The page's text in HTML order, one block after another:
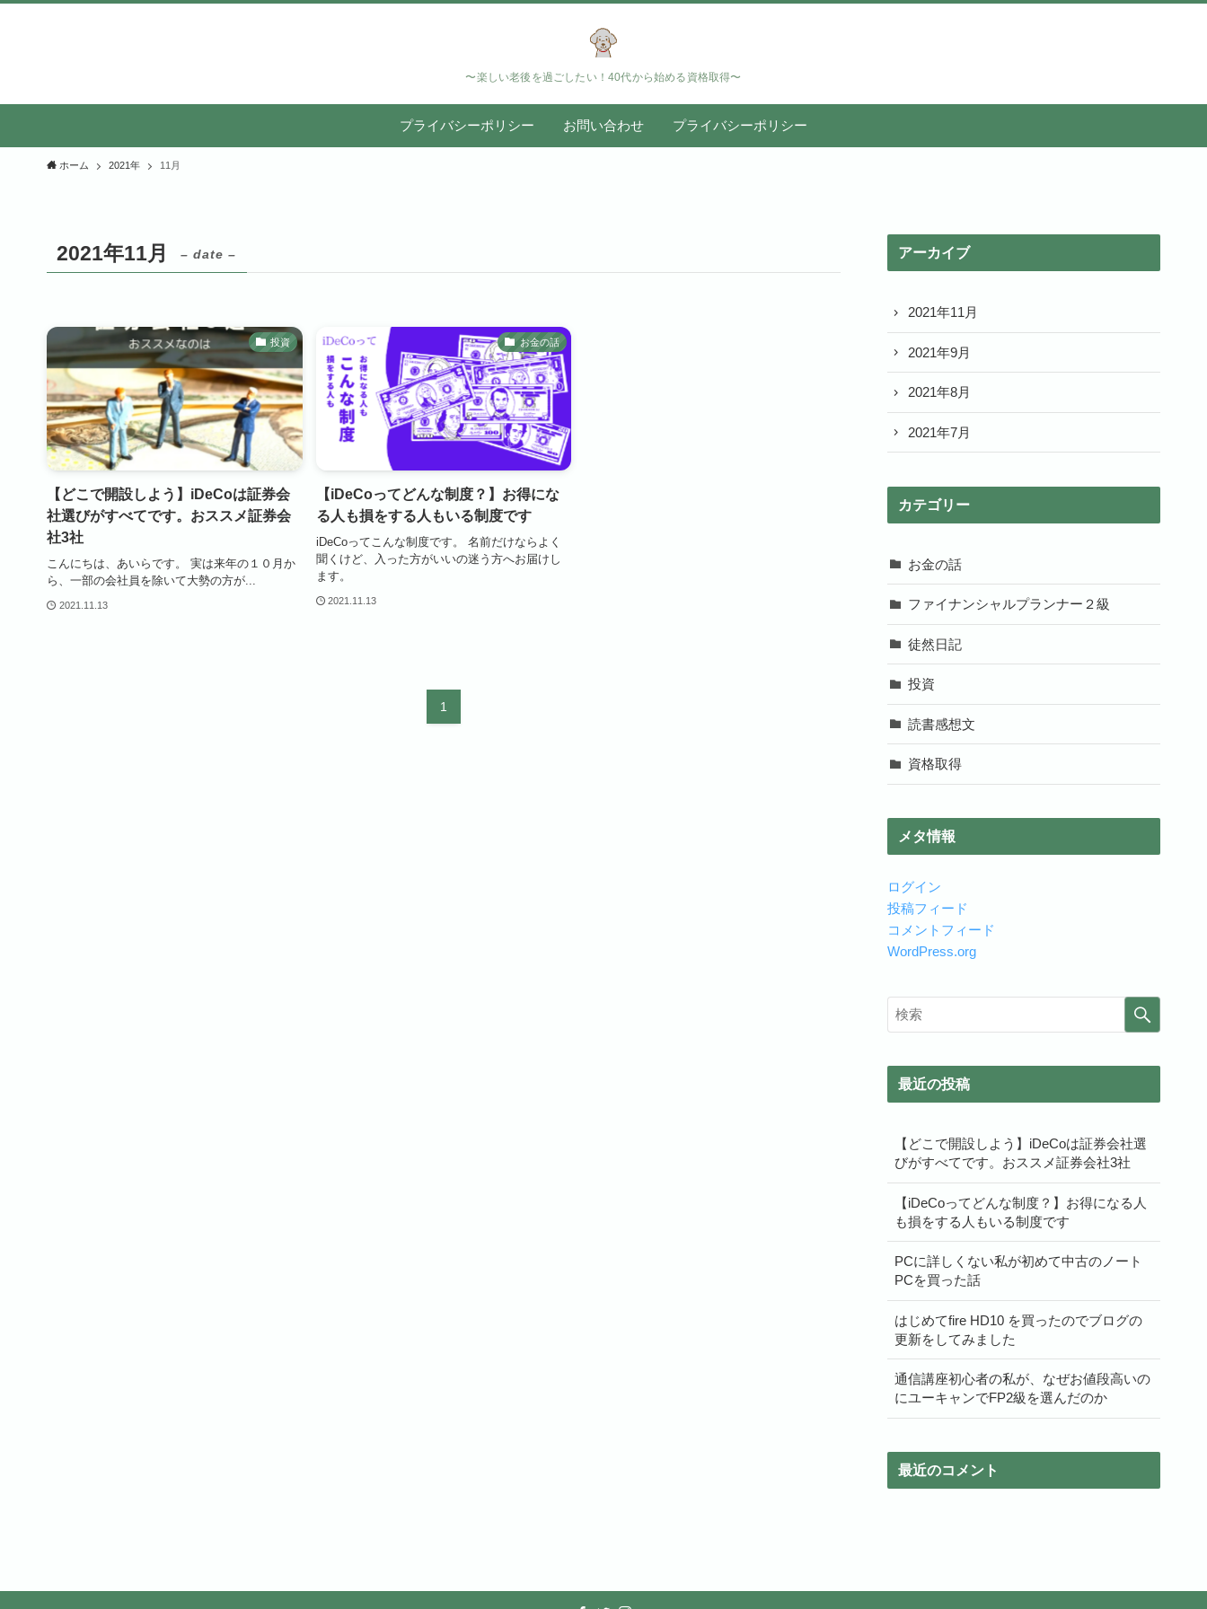
〜楽しい老後を過ごしたい！40代から始める資格取得〜
プライバシーポリシー お問い合わせ プライバシーポリシー
ホーム 2021年 11月
2021年11月 – date –
投資
【どこで開設しよう】iDeCoは証券会
社選びがすべてです。おススメ証券会
社3社
こんにちは、あいらです。 実は来年の１０月か
ら、一部の会社員を除いて大勢の方が...
2021.11.13
お金の話
【iDeCoってどんな制度？】お得にな
る人も損をする人もいる制度です
iDeCoってこんな制度です。 名前だけならよく
聞くけど、入った方がいいの迷う方へお届けし
ます。
2021.11.13
1
アーカイブ
2021年11月
2021年9月
2021年8月
2021年7月
カテゴリー
お金の話
ファイナンシャルプランナー２級
徒然日記
投資
読書感想文
資格取得
メタ情報
ログイン
投稿フィード
コメントフィード
WordPress.org
最近の投稿
【どこで開設しよう】iDeCoは証券会社選
びがすべてです。おススメ証券会社3社
【iDeCoってどんな制度？】お得になる人
も損をする人もいる制度です
PCに詳しくない私が初めて中古のノート
PCを買った話
はじめてfire HD10 を買ったのでブログの
更新をしてみました
通信講座初心者の私が、なぜお値段高いの
にユーキャンでFP2級を選んだのか
最近のコメント